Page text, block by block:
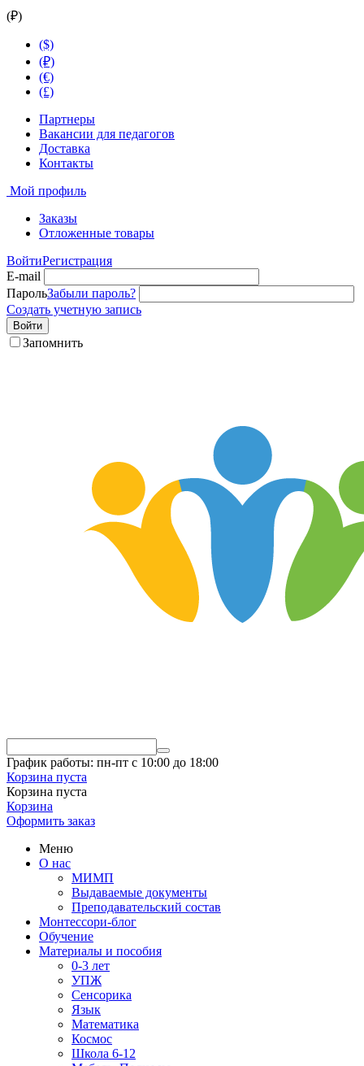
(₽)
($)
(₽)
(€)
(£)
Партнеры
Вакансии для педагогов
Доставка
Контакты
Мой профиль
Заказы
Отложенные товары
ВойтиРегистрация
E-mail
ПарольЗабыли пароль?
Создать учетную запись
Войти
Запомнить
График работы: пн-пт с 10:00 до 18:00
Корзина пуста
Корзина пуста
Корзина
Оформить заказ
Меню
О нас
МИМП
Выдаваемые документы
Преподавательский состав
Монтессори-блог
Обучение
Материалы и пособия
0-3 лет
УПЖ
Сенсорика
Язык
Математика
Космос
Школа 6-12